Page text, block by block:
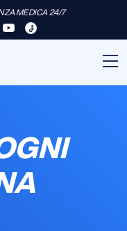
MEDICA 24/7